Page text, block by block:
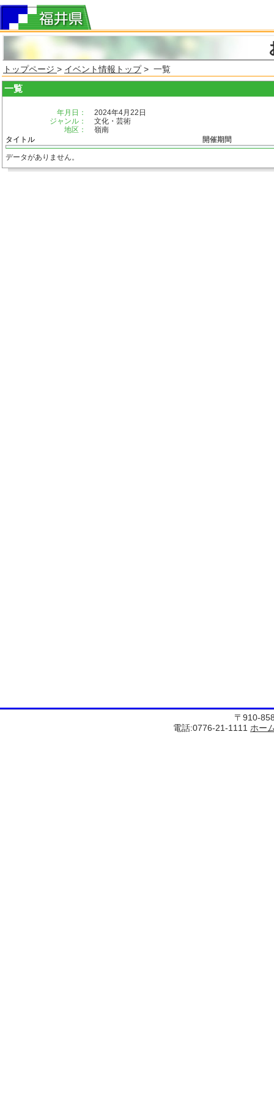
トップページ > イベント情報トップ> 一覧
一覧
年月日：
2024年4月22日
ジャンル：
文化・芸術
地区：
嶺南
タイトル
開催期間
データがありません。
〒910-
電話:0776-21-1111 ホー